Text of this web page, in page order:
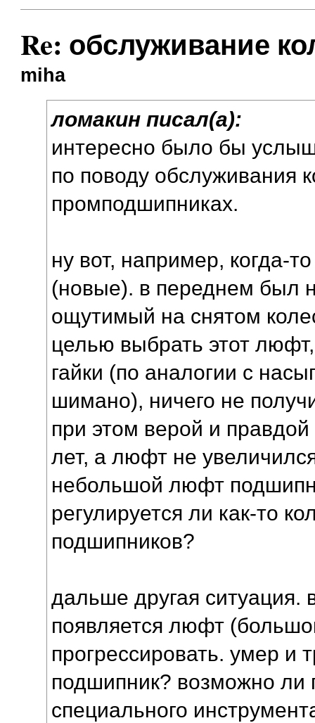
Re: обслуживание
miha
ломакин писал(а):
интересно было бы
по поводу обслуживания
промподшипниках.
ну вот, например, когда-
(новые). в переднем был
ощутимый на снятом
целью выбрать этот
гайки (по аналогии с
шимано), ничего не
при этом верой и
лет, а люфт не
небольшой люфт
регулируется ли как-то
подшипников?
дальше другая ситуация.
появляется люфт
прогрессировать. умер и
подшипник? возможно ли
специального